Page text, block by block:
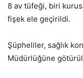
8 av tüfeği, biri
fişek ele geçirildi.
Şüpheliler, sağlık
Müdürlüğüne